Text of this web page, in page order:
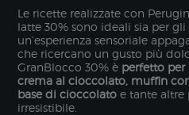
Le ricette realizzate con
latte 30% sono ideali sia per
un’esperienza sensoriale
che ricercano un gusto più
GranBlocco 30% è perfetto per
crema al cioccolato, muffin
base di cioccolato e tante altre
irresistibile.